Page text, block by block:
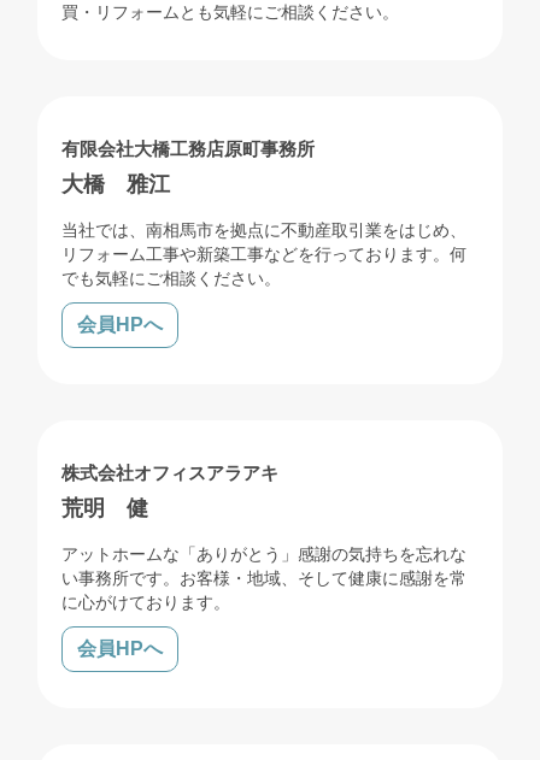
買・リフォームとも気軽にご相談ください。
売買 賃貸 リフォーム 解体
有限会社大橋工務店原町事務所
大橋 雅江
当社では、南相馬市を拠点に不動産取引業をはじめ、
リフォーム工事や新築工事などを行っております。何
でも気軽にご相談ください。
会員HPへ
売買
株式会社オフィスアラアキ
荒明 健
アットホームな「ありがとう」感謝の気持ちを忘れな
い事務所です。お客様・地域、そして健康に感謝を常
に心がけております。
会員HPへ